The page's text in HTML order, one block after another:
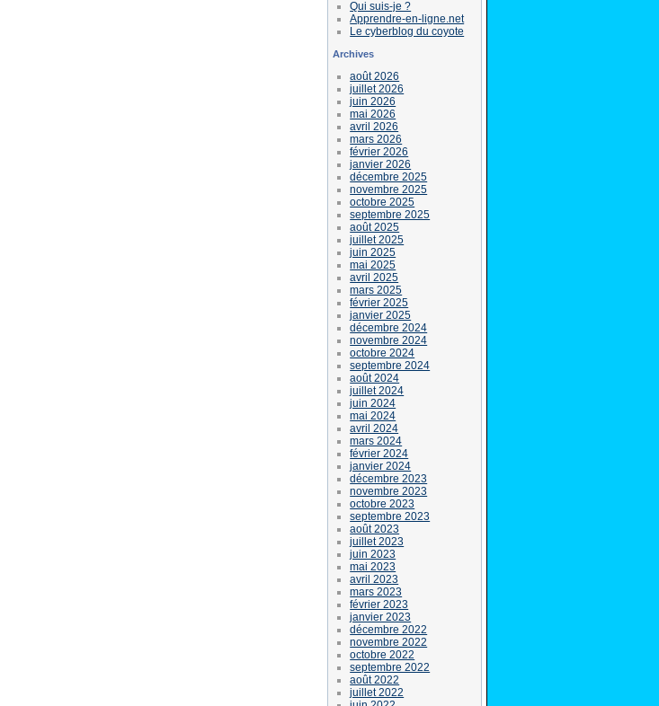
Qui suis-je ?
Apprendre-en-ligne.net
Le cyberblog du coyote
Archives
août 2026
juillet 2026
juin 2026
mai 2026
avril 2026
mars 2026
février 2026
janvier 2026
décembre 2025
novembre 2025
octobre 2025
septembre 2025
août 2025
juillet 2025
juin 2025
mai 2025
avril 2025
mars 2025
février 2025
janvier 2025
décembre 2024
novembre 2024
octobre 2024
septembre 2024
août 2024
juillet 2024
juin 2024
mai 2024
avril 2024
mars 2024
février 2024
janvier 2024
décembre 2023
novembre 2023
octobre 2023
septembre 2023
août 2023
juillet 2023
juin 2023
mai 2023
avril 2023
mars 2023
février 2023
janvier 2023
décembre 2022
novembre 2022
octobre 2022
septembre 2022
août 2022
juillet 2022